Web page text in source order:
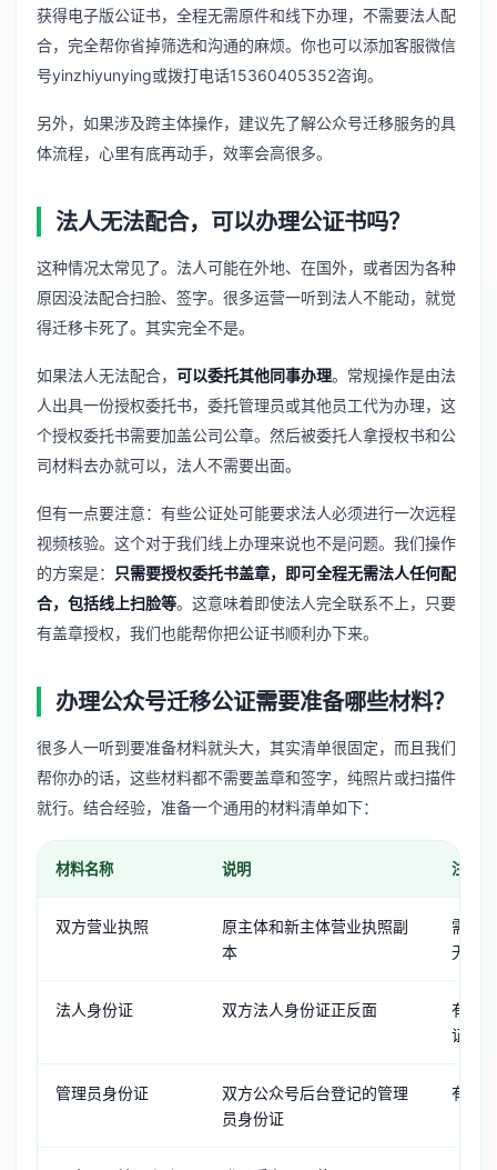
获得电子版公证书，全程无需原件和线下办理，不需要法人配
合，完全帮你省掉筛选和沟通的麻烦。你也可以添加客服微信
号yinzhiyunying或拨打电话15360405352咨询。
另外，如果涉及跨主体操作，建议先了解公众号迁移服务的具
体流程，心里有底再动手，效率会高很多。
法人无法配合，可以办理公证书吗？
这种情况太常见了。法人可能在外地、在国外，或者因为各种
原因没法配合扫脸、签字。很多运营一听到法人不能动，就觉
得迁移卡死了。其实完全不是。
如果法人无法配合， 可以委托其他同事办理。常规操作是由法
人出具一份授权委托书，委托管理员或其他员工代为办理，这
个授权委托书需要加盖公司公章。然后被委托人拿授权书和公
司材料去办就可以，法人不需要出面。
但有一点要注意：有些公证处可能要求法人必须进行一次远程
视频核验。这个对于我们线上办理来说也不是问题。我们操作
的方案是：
只需要授权委托书盖章，即可全程无需法人任何配
合，包括线上扫脸等。这意味着即使法人完全联系不上，只要
有盖章授权，我们也能帮你把公证书顺利办下来。
办理公众号迁移公证需要准备哪些材料？
很多人一听到要准备材料就头大，其实清单很固定，而且我们
帮你办的话，这些材料都不需要盖章和签字，纯照片或扫描件
就行。结合经验，准备一个通用的材料清单如下：
材料名称 说明 注意
双方营业执照
原主体和新主体营业执照副
本
需在
无遮挡
法人身份证 双方法人身份证正反面
有效
证
管理员身份证
双方公众号后台登记的管理
员身份证
有些